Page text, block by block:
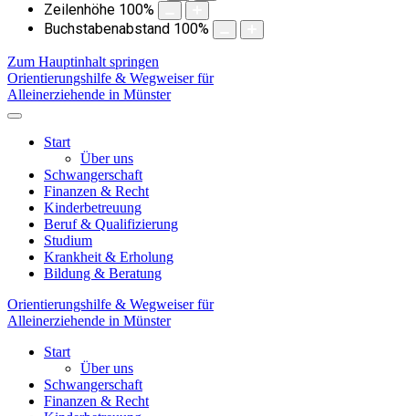
Zeilenhöhe 100%
Buchstabenabstand 100%
Zum Hauptinhalt springen
Orientierungshilfe & Wegweiser für
Alleinerziehende in Münster
Start
Über uns
Schwangerschaft
Finanzen & Recht
Kinderbetreuung
Beruf & Qualifizierung
Studium
Krankheit & Erholung
Bildung & Beratung
Orientierungshilfe & Wegweiser für
Alleinerziehende in Münster
Start
Über uns
Schwangerschaft
Finanzen & Recht